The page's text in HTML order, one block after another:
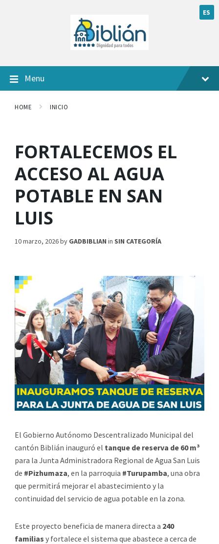
ES
Menu
HOME INICIO
FORTALECEMOS EL
ACCESO AL AGUA
POTABLE EN SAN
LUIS
10 marzo, 2026by GADBIBLIAN in SIN CATEGORÍA
El Gobierno Autónomo Descentralizado Municipal del
cantón Biblián inauguró el tanque de reserva de 60 m³
para la Junta Administradora Regional de Agua San Luis
de #Pizhumaza, en la parroquia #Turupamba, una obra
que permitirá mejorar el abastecimiento y la
continuidad del servicio de agua potable en la zona.
Este proyecto beneficia de manera directa a 240
familias y fortalece el sistema que abastece a cerca de